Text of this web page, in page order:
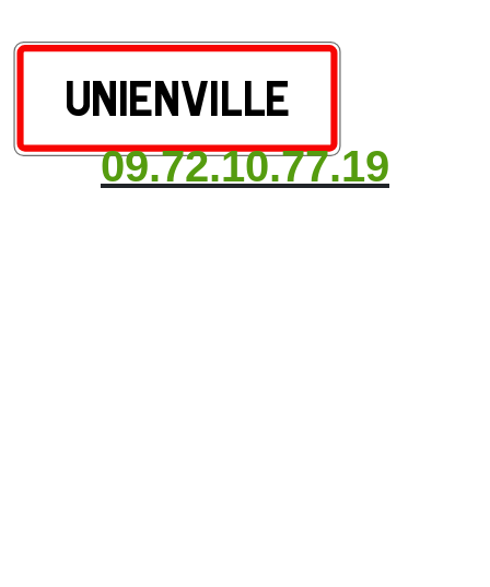
09.72.10.77.19